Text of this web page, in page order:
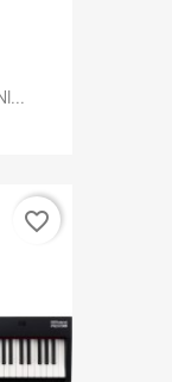
favorite_border